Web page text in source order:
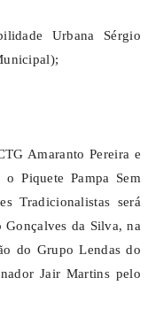
Urbana Sérgio
Amaranto Pereira e
Piquete Pampa Sem
Tradicionalistas será
Gonçalves da Silva, na
do Grupo Lendas do
Jair Martins pelo